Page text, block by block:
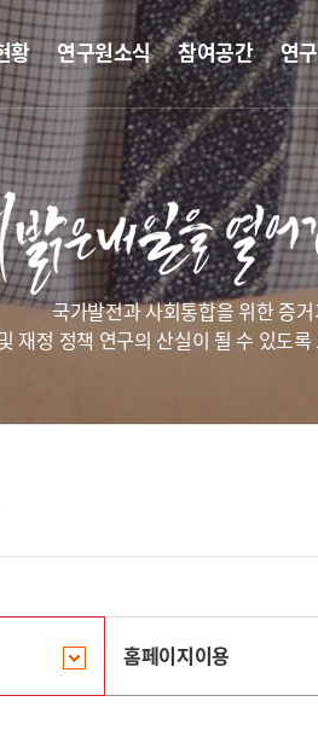
황 연구원소식 참여공간 연
국가발전과 사회통합을 위한 증
재정 정책 연구의 산실이 될 수 있도
홈페이지이용